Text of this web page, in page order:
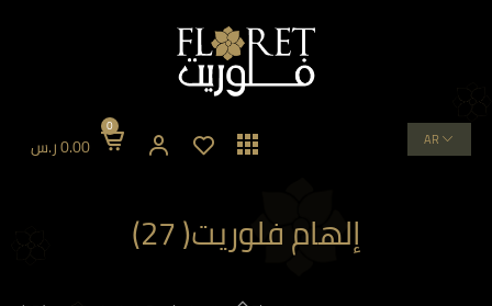
0
0.00ر.س
إلهام فلوريت( 27)